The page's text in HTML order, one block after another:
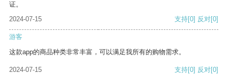
证。
2024-07-15
支持[0] 反对[0]
游客
这款app的商品种类非常丰富，可以满足我所有的购物需求。
2024-07-15 支持[0] 反对[0]